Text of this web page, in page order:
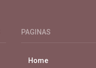
PAGINAS
Home